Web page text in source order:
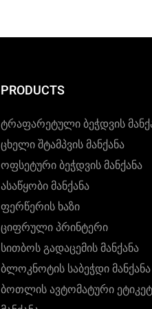
შემოთავაზებულია
დასაკმაყოფილებლად
პროდუქტი.
PRODUCTS
Ტრაფარეტული Ბეჭდვის
Ცხელი Შტამპვის Მანქანა
Ოფსეტური Ბეჭდვის Მანქანა
Ასაწყობი Მანქანა
Ფერწერის Ხაზი
Ციფრული Პრინტერი
Სითბოს Გადაცემის Მანქანა
Ბლოკნოტის Საბეჭდი Მანქანა
Ბოთლის Ავტომატური